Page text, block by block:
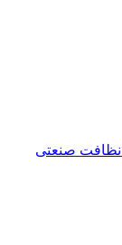
نظافت صنعتی